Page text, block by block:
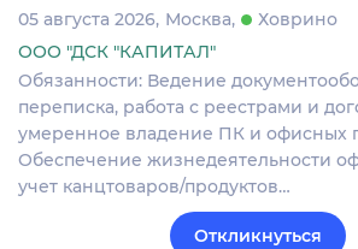
05 августа 2026 Москва
Ховрино
ООО "ДСК "КАПИТАЛ"
Обязанности: Ведение
переписка, работа с реестрами и
умеренное владение ПК и офисных
Обеспечение жизнедеятельности
учет канцтоваров/продуктов…
Откликнуться